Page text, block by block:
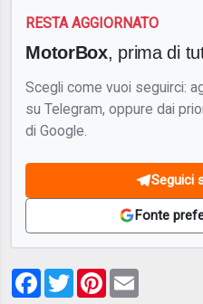
RESTA AGGIORNATO
MotorBox, prima di
Scegli come vuoi seguirci:
su Telegram, oppure dai
di Google.
Seguici
Fonte
Facebook
TwitterPinterest